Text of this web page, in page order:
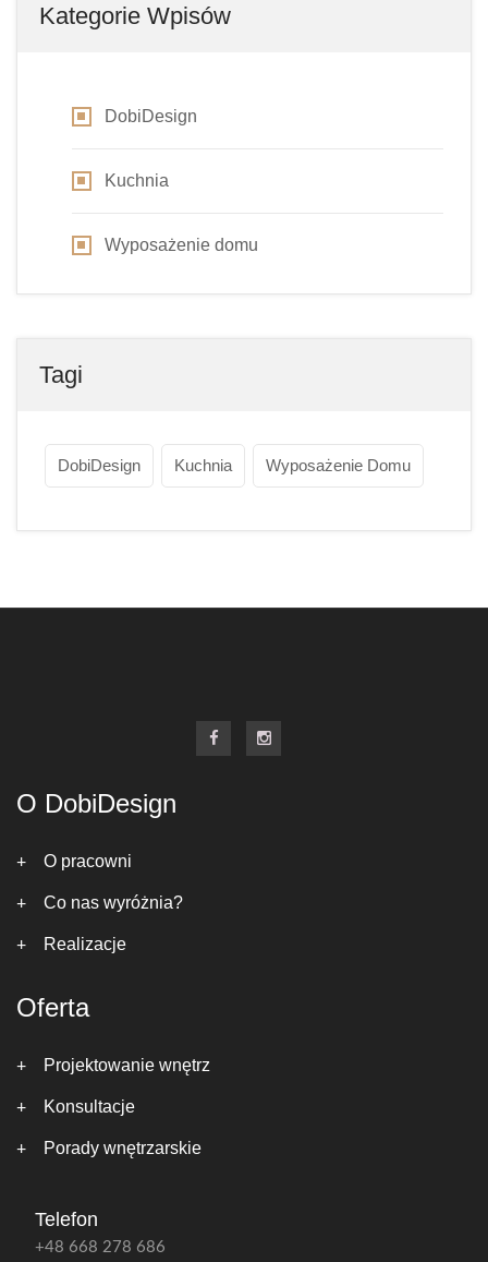
Kategorie Wpisów
DobiDesign
Kuchnia
Wyposażenie domu
Tagi
DobiDesign Kuchnia Wyposażenie Domu
O DobiDesign
O pracowni
Co nas wyróżnia?
Realizacje
Oferta
Projektowanie wnętrz
Konsultacje
Porady wnętrzarskie
Telefon
+48 668 278 686